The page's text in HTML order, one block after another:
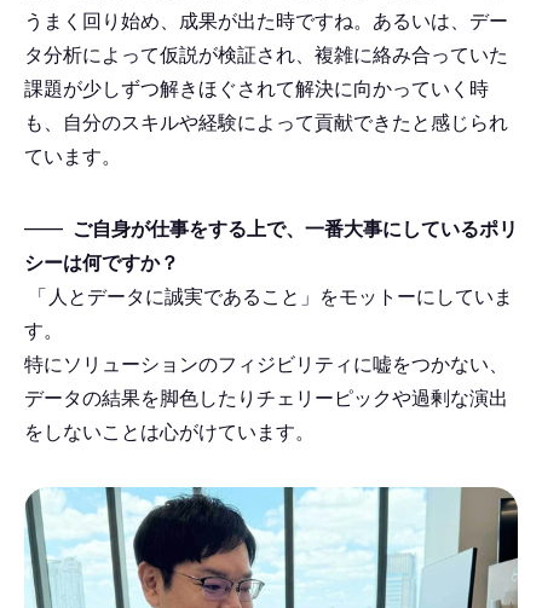
うまく回り始め、成果が出た時ですね。あるいは、デー
タ分析によって仮説が検証され、複雑に絡み合っていた
課題が少しずつ解きほぐされて解決に向かっていく時
も、自分のスキルや経験によって貢献できたと感じられ
ています。
―― ご自身が仕事をする上で、一番大事にしているポリ
シーは何ですか？
「 人とデータに誠実であること」をモットーにしていま
す。
特にソリューションのフィジビリティに嘘をつかない、
データの結果を脚色したりチェリーピックや過剰な演出
をしないことは心がけています。